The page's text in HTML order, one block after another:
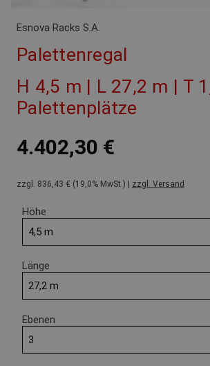
Esnova Racks S.A.
Palettenregal
H 4,5 m | L 27,2 m | T
Palettenplätze
4.402,30 €
zzgl. 836,43 € (19,0% MwSt.) | zzgl. Versand
Höhe
Länge
Ebenen